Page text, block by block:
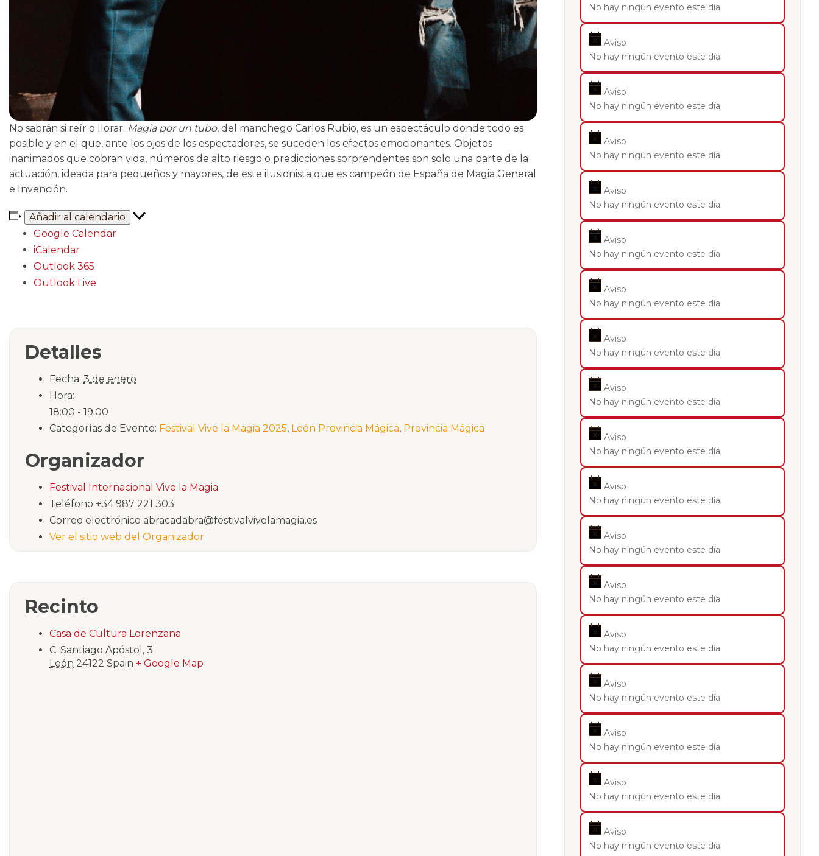
No sabrán si reír o llorar. Magia por un tubo, del manchego Carlos Rubio, es un espectáculo donde todo es
posible y en el que, ante los ojos de los espectadores, se suceden los efectos emocionantes. Objetos
inanimados que cobran vida, números de alto riesgo o predicciones sorprendentes son solo una parte de la
actuación, ideada para pequeños y mayores, de este ilusionista que es campeón de España de Magia General
e Invención.
Añadir al calendario
Google Calendar
iCalendar
Outlook 365
Outlook Live
Detalles
Fecha: 3 de enero
Hora:
18:00 - 19:00
Categorías de Evento: Festival Vive la Magia 2025, León Provincia Mágica, Provincia Mágica
Organizador
Festival Internacional Vive la Magia
Teléfono +34 987 221 303
Correo electrónico abracadabra@festivalvivelamagia.es
Ver el sitio web del Organizador
Recinto
Casa de Cultura Lorenzana
C. Santiago Apóstol, 3
León 24122 Spain + Google Map
No hay ningún evento este día.
Aviso
No hay ningún evento este día.
Aviso
No hay ningún evento este día.
Aviso
No hay ningún evento este día.
Aviso
No hay ningún evento este día.
Aviso
No hay ningún evento este día.
Aviso
No hay ningún evento este día.
Aviso
No hay ningún evento este día.
Aviso
No hay ningún evento este día.
Aviso
No hay ningún evento este día.
Aviso
No hay ningún evento este día.
Aviso
No hay ningún evento este día.
Aviso
No hay ningún evento este día.
Aviso
No hay ningún evento este día.
Aviso
No hay ningún evento este día.
Aviso
No hay ningún evento este día.
Aviso
No hay ningún evento este día.
Aviso
No hay ningún evento este día.